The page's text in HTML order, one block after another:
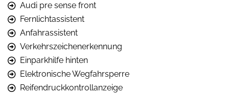
Audi pre sense front
Fernlichtassistent
Anfahrassistent
Verkehrszeichenerkennung
Einparkhilfe hinten
Elektronische Wegfahrsperre
Reifendruckkontrollanzeige